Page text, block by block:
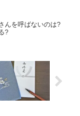
んを呼ばないのは?
?